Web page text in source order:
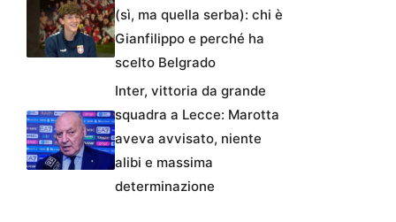
(sì, ma quella serba): chi è
Gianfilippo e perché ha
scelto Belgrado
Inter, vittoria da grande
squadra a Lecce: Marotta
aveva avvisato, niente
alibi e massima
determinazione